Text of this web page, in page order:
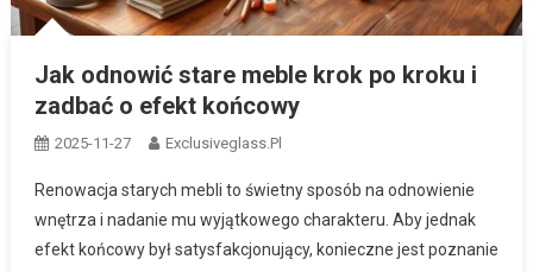
Jak odnowić stare meble krok po kroku i
zadbać o efekt końcowy
2025-11-27 Exclusiveglass.pl
Renowacja starych mebli to świetny sposób na odnowienie
wnętrza i nadanie mu wyjątkowego charakteru. Aby jednak
efekt końcowy był satysfakcjonujący, konieczne jest poznanie